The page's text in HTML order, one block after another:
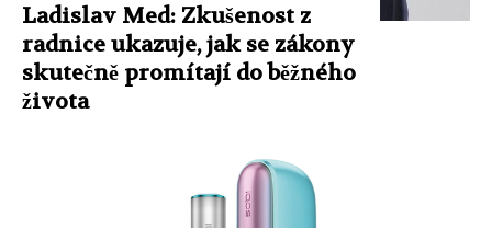
Ladislav Med: Zkušenost z
radnice ukazuje, jak se zákony
skutečně promítají do běžného
života